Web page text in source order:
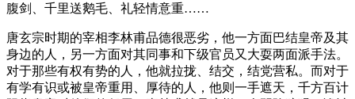
腹剑、千里送鹅毛、礼轻情意重……
唐玄宗时期的宰相李林甫品德很恶劣，他一方面巴结皇帝及其
身边的人，另一方面对其同事和下级官员又大耍两面派手法。
对于那些有权有势的人，他就拉拢、结交，结党营私。而对于
有学有识或被皇帝重用、厚待的人，他则一手遮天，千方百计